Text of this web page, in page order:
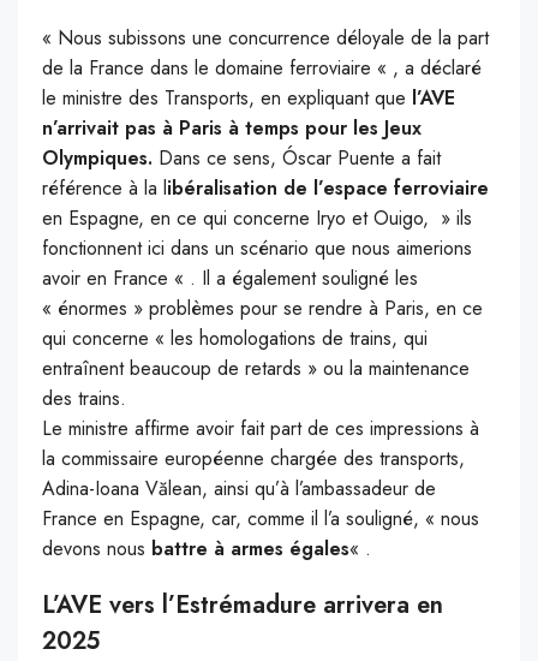
« Nous subissons une concurrence déloyale de la part
de la France dans le domaine ferroviaire « , a déclaré
le ministre des Transports, en expliquant que l’AVE
n’arrivait pas à Paris à temps pour les Jeux
Olympiques. Dans ce sens, Óscar Puente a fait
référence à la libéralisation de l’espace ferroviaire
en Espagne, en ce qui concerne Iryo et Ouigo, » ils
fonctionnent ici dans un scénario que nous aimerions
avoir en France « . Il a également souligné les
« énormes » problèmes pour se rendre à Paris, en ce
qui concerne « les homologations de trains, qui
entraînent beaucoup de retards » ou la maintenance
des trains.
Le ministre affirme avoir fait part de ces impressions à
la commissaire européenne chargée des transports,
Adina-Ioana Vălean, ainsi qu’à l’ambassadeur de
France en Espagne, car, comme il l’a souligné, « nous
devons nous battre à armes égales« .
L’AVE vers l’Estrémadure arrivera en
2025